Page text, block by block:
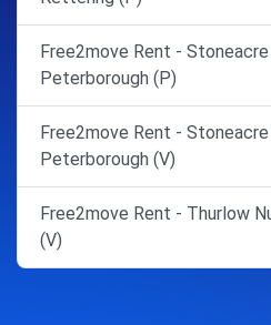
Free2move Rent -
Peterborough (P)
Free2move Rent -
Peterborough (V)
Free2move Rent - Thurlow
(V)